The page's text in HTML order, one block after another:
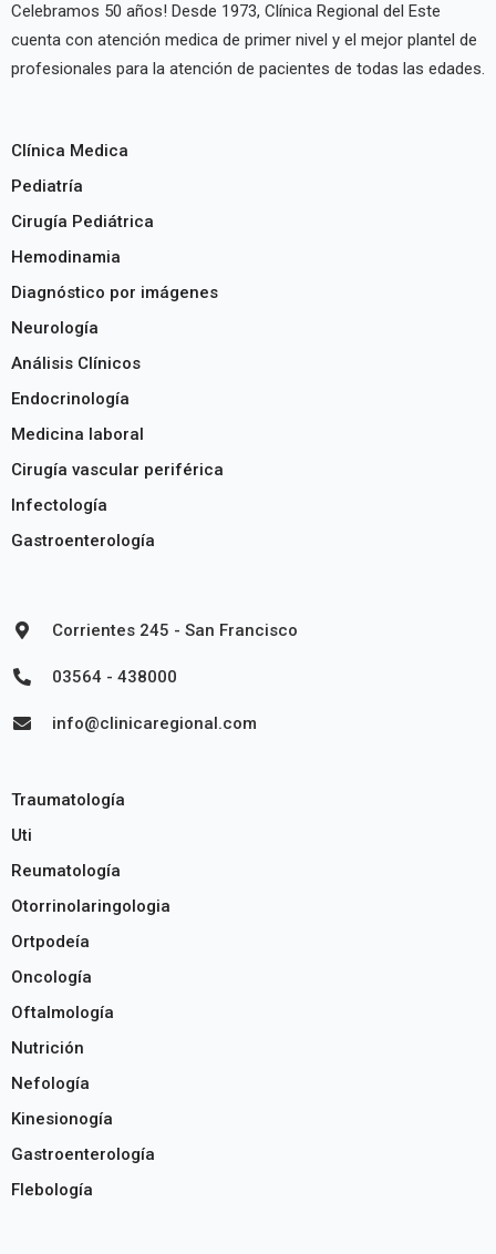
Celebramos 50 años! Desde 1973, Clínica Regional del Este
cuenta con atención medica de primer nivel y el mejor plantel de
profesionales para la atención de pacientes de todas las edades.
Clínica Medica
Pediatría
Cirugía Pediátrica
Hemodinamia
Diagnóstico por imágenes
Neurología
Análisis Clínicos
Endocrinología
Medicina laboral
Cirugía vascular periférica
Infectología
Gastroenterología
Corrientes 245 - San Francisco
03564 - 438000
info@clinicaregional.com
Traumatología
Uti
Reumatología
Otorrinolaringologia
Ortpodeía
Oncología
Oftalmología
Nutrición
Nefología
Kinesionogía
Gastroenterología
Flebología